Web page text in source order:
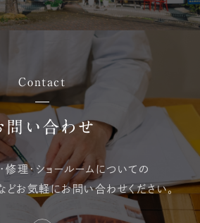
Contact
問い合わせ
修理・ ショールームについての
どお気軽にお問い合わせください。